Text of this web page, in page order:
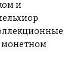
и
монетном